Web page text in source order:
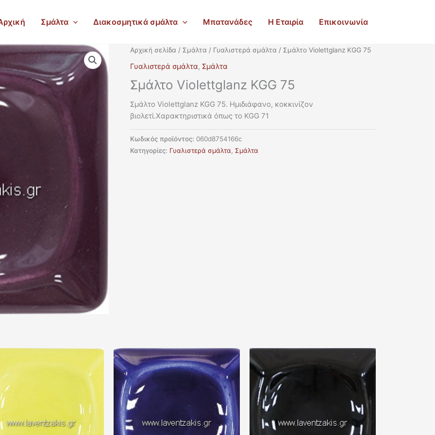
Σμάλτα Διακοσμητικά σμάλτα Μπατανάδες Η Εταιρία Επικοινωνία
Αρχική σελίδα / Σμάλτα / Γυαλιστερά σμάλτα / Σμάλτο Violettglanz KGG 75
Γυαλιστερά σμάλτα, Σμάλτα
Σμάλτο Violettglanz KGG 75
Σμάλτο Violettglanz KGG 75. Ημιδιάφανο, κοκκινίζον
βιολετί.Χαρακτηριστικά όπως το KGG 71
Κωδικός προϊόντος: 060d8754166c
Κατηγορίες: Γυαλιστερά σμάλτα, Σμάλτα